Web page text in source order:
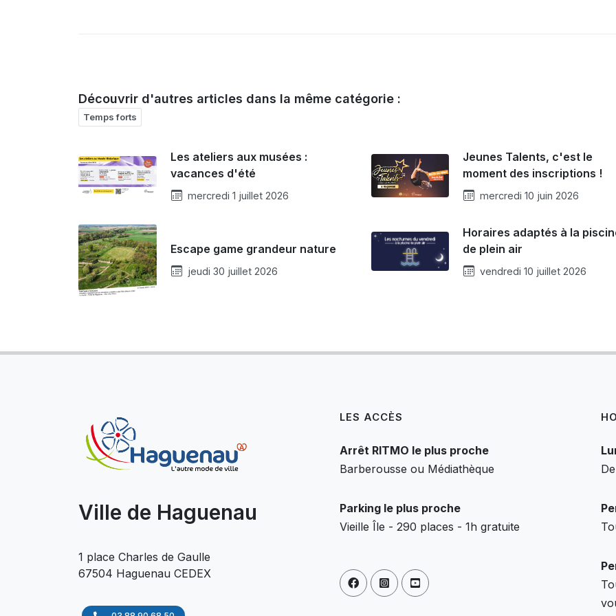
Découvrir d'autres articles dans la même catégorie :
Temps forts
Les ateliers aux musées :
vacances d'été
mercredi 1 juillet 2026
Jeunes Talents, c'est le
moment des inscriptions !
mercredi 10 juin 2026
Escape game grandeur nature
jeudi 30 juillet 2026
Horaires adaptés à la
de plein air
vendredi 10 juillet 2026
Ville de Haguenau
1 place Charles de Gaulle
67504 Haguenau CEDEX
LES ACCÈS
Arrêt RITMO le plus proche
Barberousse ou Médiathèque
Parking le plus proche
Vieille Île - 290 places - 1h gratuite